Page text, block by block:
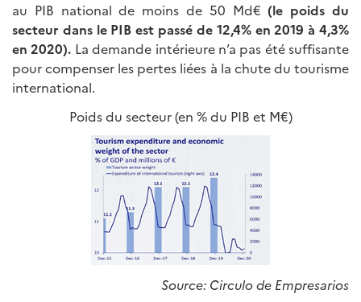
au PIB national de moins de 50 Md€(le poids du
secteur dans le PIB est passé de 12,4% en 2019 à 4,3%
en 2020). La demande intérieure n’a pas été suffisante
pour compenser les pertes liées à la chute du tourisme
international.
Poids du secteur (en % du PIB et M€)
Source: Circulo de Empresarios